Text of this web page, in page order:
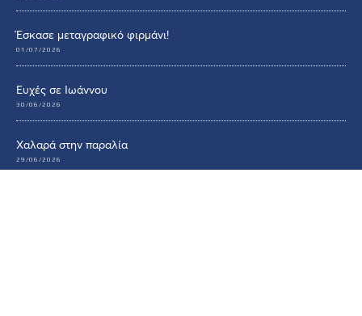
Έσκασε μεταγραφικό φιρμάνι!
01/07/2026
Ευχές σε Ιωάννου
30/06/2026
Χαλαρά στην παραλία
29/06/2026